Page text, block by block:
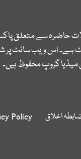
حاضرہ سے متعلق
ہے۔ اس ویب سائٹ پر
گروپ محفوظ ہیں۔
اخلاق Policy